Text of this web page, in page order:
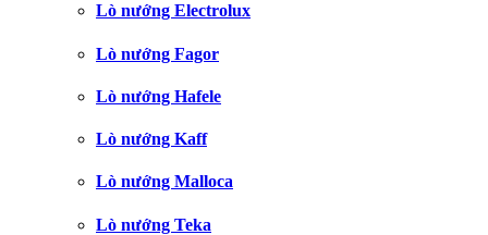
Lò nướng Electrolux
Lò nướng Fagor
Lò nướng Hafele
Lò nướng Kaff
Lò nướng Malloca
Lò nướng Teka